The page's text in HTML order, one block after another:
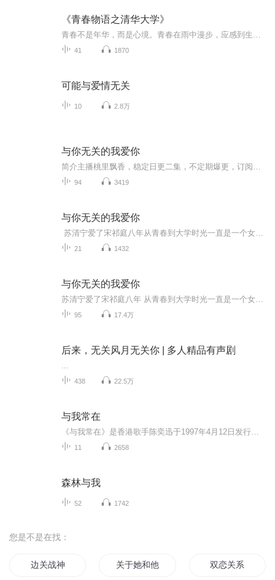
《青春物语之清华大学》
41 1870
可能与爱情无关
10 2.8万
与你无关的我爱你
94 3419
与你无关的我爱你
21 1432
与你无关的我爱你
95 17.4万
后来，无关风月无关你 | 多人精品有声剧
438 22.5万
与我常在
11 2658
森林与我
52 1742
您是不是在找：
边关战神 关于她和他 双恋关系